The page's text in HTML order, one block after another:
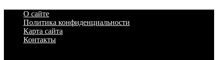
О сайте
Политика конфиденциальности
Карта сайта
Контакты